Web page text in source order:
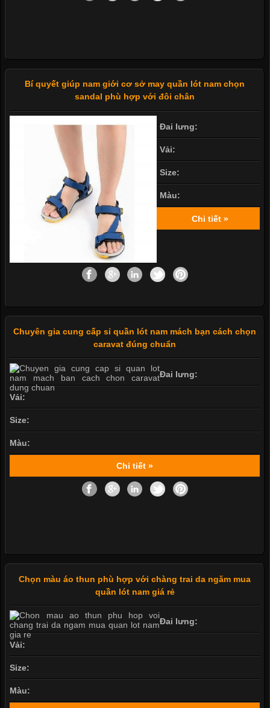
Bí quyết giúp nam giới cơ sở may quần lót nam chọn
sandal phù hợp với đôi chân
Đai lưng:
Vải:
Size:
Màu:
Chi tiết »
Chuyên gia cung cấp sỉ quần lót nam mách bạn cách chọn
caravat đúng chuẩn
Đai lưng:
Vải:
Size:
Màu:
Chi tiết »
Chọn màu áo thun phù hợp với chàng trai da ngăm mua
quần lót nam giá rẻ
Đai lưng:
Vải:
Size:
Màu: